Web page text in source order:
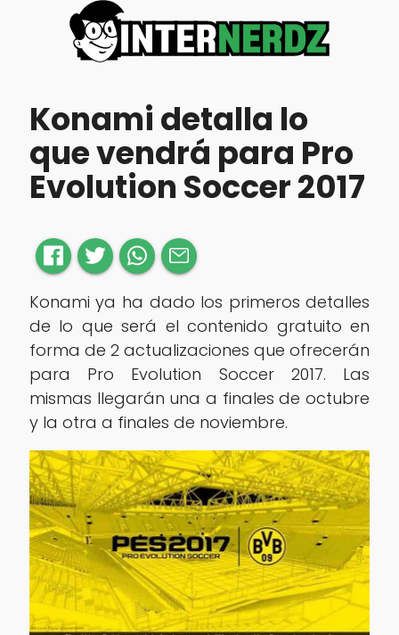
Konami detalla lo
que vendrá para Pro
Evolution Soccer 2017
Konami ya ha dado los primeros detalles
de lo que será el contenido gratuito en
forma de 2 actualizaciones que ofrecerán
para Pro Evolution Soccer 2017. Las
mismas llegarán una a finales de octubre
y la otra a finales de noviembre.